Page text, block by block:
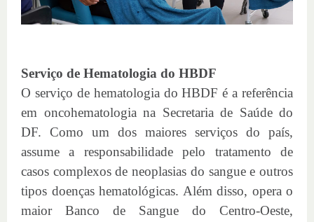
Serviço de Hematologia do HBDF
O serviço de hematologia do HBDF é a referência
em oncohematologia na Secretaria de Saúde do
DF. Como um dos maiores serviços do país,
assume a responsabilidade pelo tratamento de
casos complexos de neoplasias do sangue e outros
tipos doenças hematológicas. Além disso, opera o
maior Banco de Sangue do Centro-Oeste,